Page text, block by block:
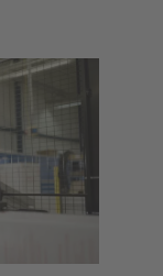
cargas